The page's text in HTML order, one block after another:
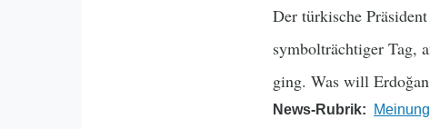
Der türkische Präsident
symbolträchtiger Tag,
ging. Was will
News-Rubrik Meinung